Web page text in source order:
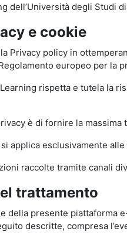
dell’Università degli Studi
e cookie
Privacy policy in
europeo per la
rispetta e tutela la
è di fornire la
applica esclusivamente
raccolte tramite canali
trattamento
della presente piattaforma
descritte, compresa